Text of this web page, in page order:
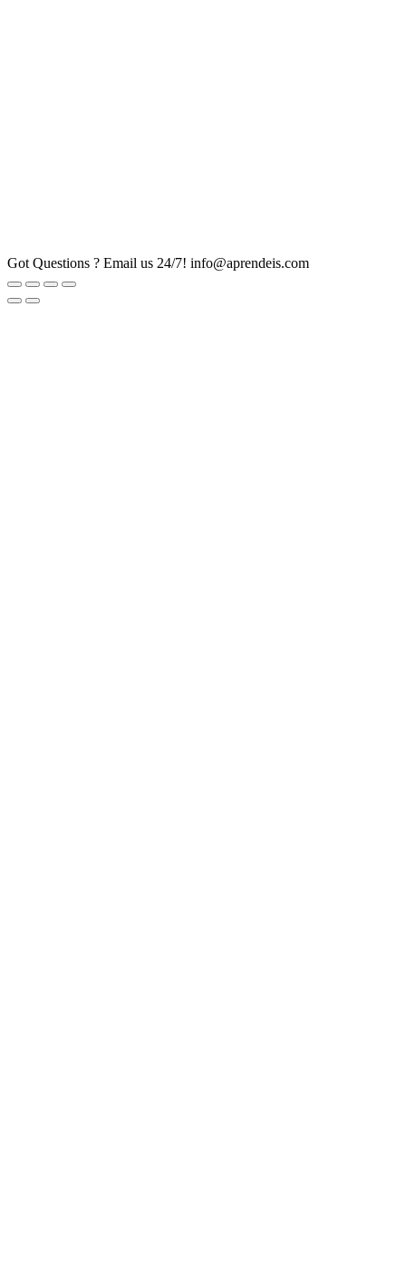
Got Questions ? Email us 24/7! info@aprendeis.com